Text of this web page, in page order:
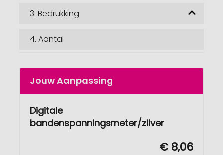
3. Bedrukking
4. Aantal
Jouw Aanpassing
Digitale
bandenspanningsmeter/zilver
€ 8,06